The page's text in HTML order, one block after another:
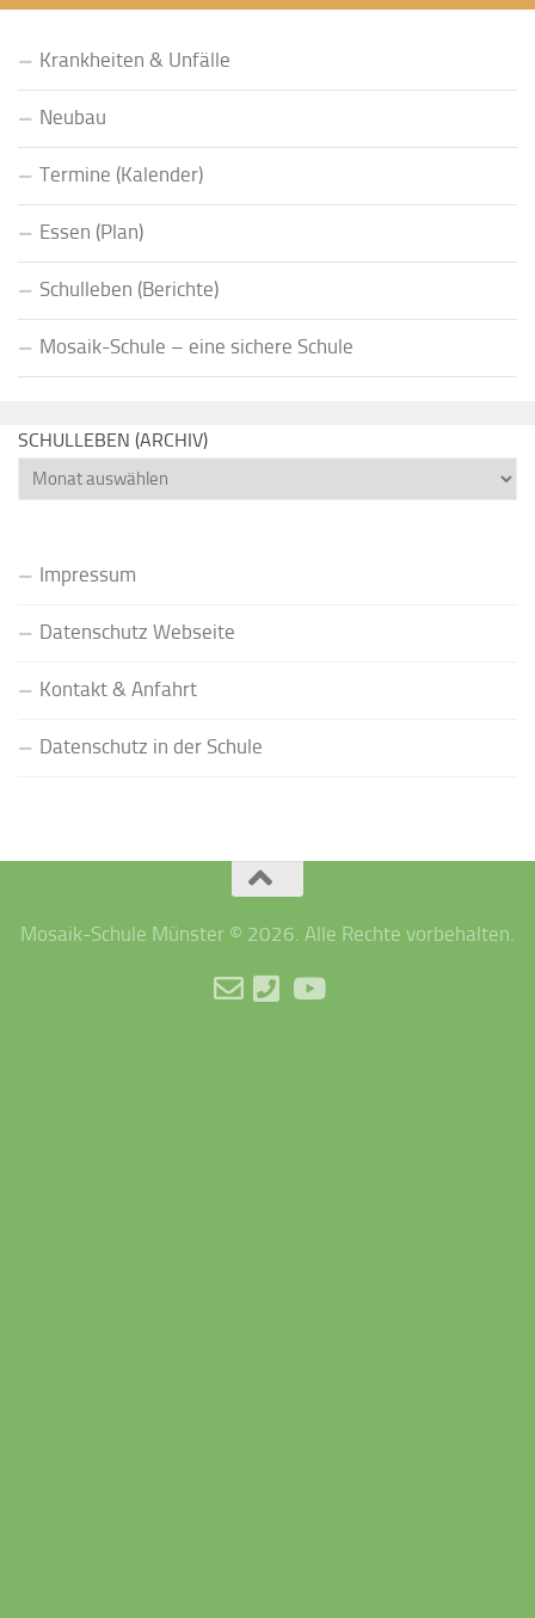
Krankheiten & Unfälle
Neubau
Termine (Kalender)
Essen (Plan)
Schulleben (Berichte)
Mosaik-Schule – eine sichere Schule
SCHULLEBEN (ARCHIV)
Schulleben
(Archiv)
Impressum
Datenschutz Webseite
Kontakt & Anfahrt
Datenschutz in der Schule
Mosaik-Schule Münster © 2026. Alle Rechte vorbehalten.